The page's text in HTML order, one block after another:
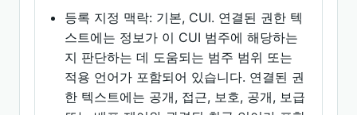
등록 지정 맥락: 기본, CUI. 연결된 권한 텍
스트에는 정보가 이 CUI 범주에 해당하는
지 판단하는 데 도움되는 범주 범위 또는
적용 언어가 포함되어 있습니다. 연결된 권
한 텍스트에는 공개, 접근, 보호, 공개, 보급